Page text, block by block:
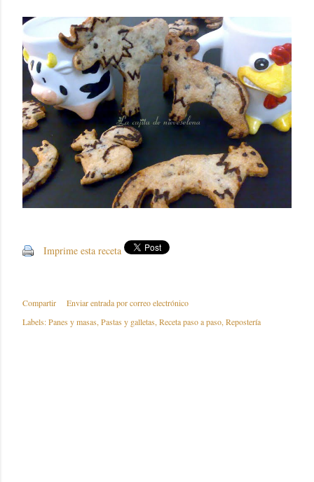
Imprime esta receta
Compartir
Enviar entrada por correo electrónico
Labels:Panes y masas Pastas y galletas Receta paso a paso Repostería